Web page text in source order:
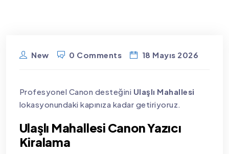
New 0 Comments 18 Mayıs 2026
Profesyonel Canon desteğini Ulaşlı Mahallesi
lokasyonundaki kapınıza kadar getiriyoruz.
Ulaşlı Mahallesi Canon Yazıcı
Kiralama